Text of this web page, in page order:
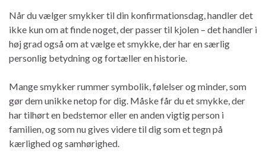
Når du vælger smykker til din konfirmationsdag, handler det
ikke kun om at finde noget, der passer til kjolen – det handler i
høj grad også om at vælge et smykke, der har en særlig
personlig betydning og fortæller en historie.
Mange smykker rummer symbolik, følelser og minder, som
gør dem unikke netop for dig. Måske får du et smykke, der
har tilhørt en bedstemor eller en anden vigtig person i
familien, og som nu gives videre til dig som et tegn på
kærlighed og samhørighed.